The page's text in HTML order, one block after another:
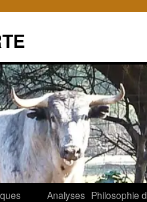
Analyses Philosophie